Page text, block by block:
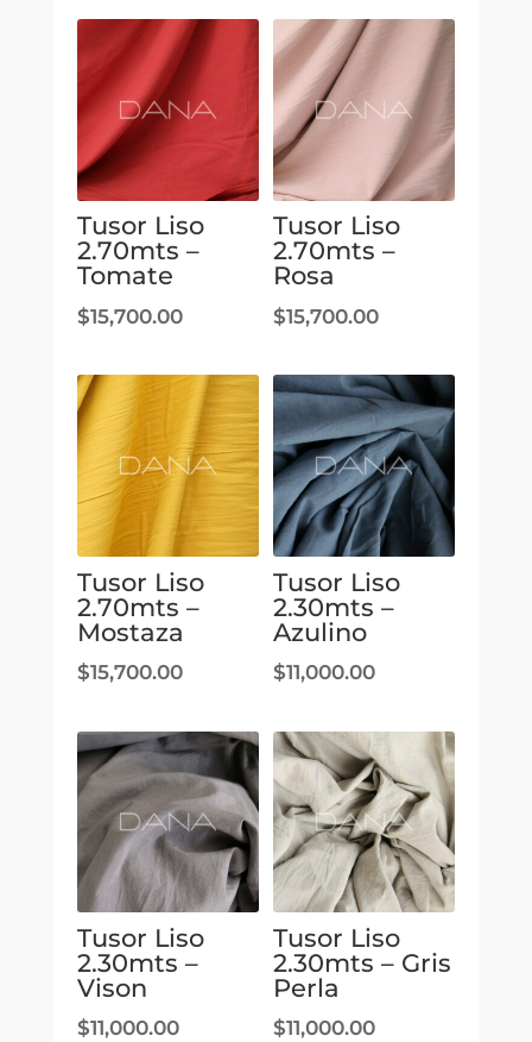
Tusor Liso
2.70mts –
Tomate
$15,700.00
Tusor Liso
2.70mts –
Rosa
$15,700.00
Tusor Liso
2.70mts –
Mostaza
$15,700.00
Tusor Liso
2.30mts –
Azulino
$11,000.00
Tusor Liso
2.30mts –
Vison
$11,000.00
Tusor Liso
2.30mts – Gris
Perla
$11,000.00